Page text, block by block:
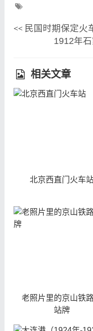
<< 民国时期保定火
1912年
相关文章
北京西直门火车
老照片里的京山铁
站牌